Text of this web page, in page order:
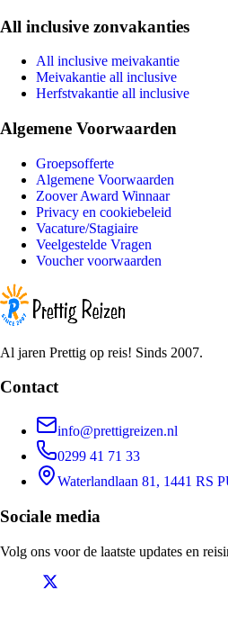
All inclusive zonvakanties
All inclusive meivakantie
Meivakantie all inclusive
Herfstvakantie all inclusive
Algemene Voorwaarden
Groepsofferte
Algemene Voorwaarden
Zoover Award Winnaar
Privacy en cookiebeleid
Vacature/Stagiaire
Veelgestelde Vragen
Voucher voorwaarden
Al jaren Prettig op reis! Sinds 2007.
Contact
info@prettigreizen.nl
0299 41 71 33
Waterlandlaan 81, 1441 RS
Sociale media
Volg ons voor de laatste updates en